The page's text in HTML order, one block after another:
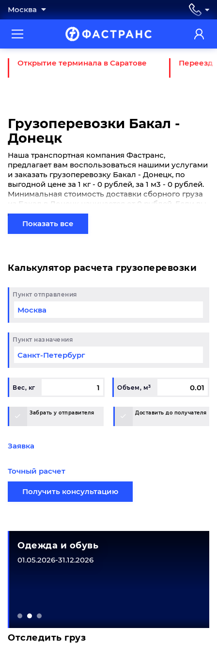
Москва
Открытие терминала в Саратове Переезд
Грузоперевозки Бакал -
Донецк
Наша транспортная компания Фастранс,
предлагает вам воспользоваться нашими услугами
и заказать грузоперевозку Бакал - Донецк, по
выгодной цене за 1 кг - 0 рублей, за 1 м3 - 0 рублей.
Минимальная стоимость доставки сборного груза
из Бакал в Донецк начинается от 0 рублей. Если вы
хотите отправить свой груз сборной партией по
готовому маршруту в Донецк и у вас возникли
вопросы, свяжитесь с нашим специалистом на
Показать все
Калькулятор расчета грузоперевозки
Пункт отправления
Пункт назначения
Вес, кг Объем, м³
Забрать у отправителя Доставить до получателя
Заявка
Точный расчет
Получить консультацию
Одежда и обувь
01.05.2026-31.12.2026
Отследить груз